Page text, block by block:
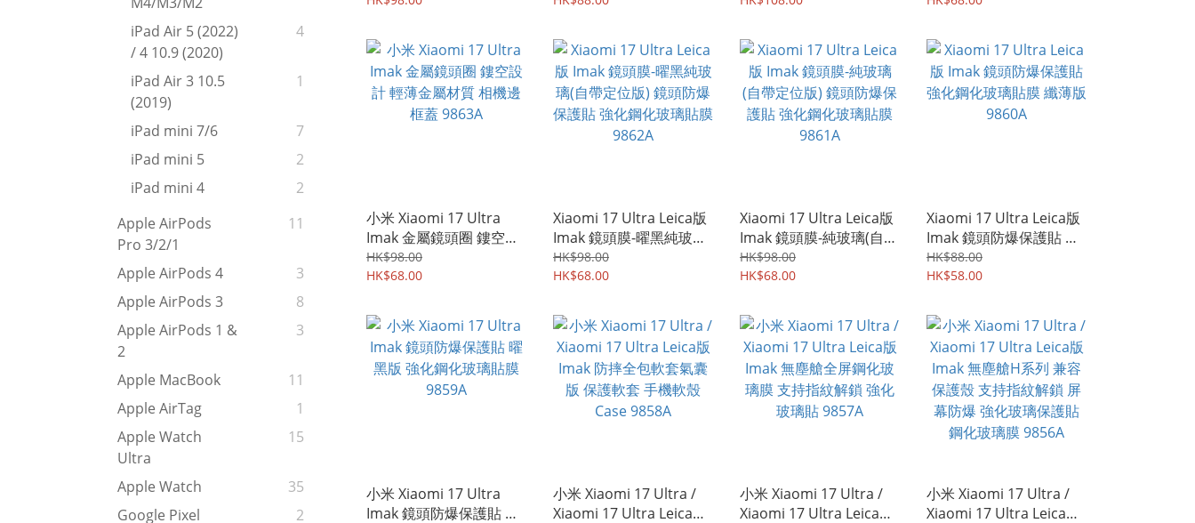
iPad Air 5 (2022)
/ 4 10.9 (2020)
4
iPad Air 3 10.5
(2019)
1
iPad mini 7/6
7
iPad mini 5
2
iPad mini 4
2
Apple AirPods
Pro 3/2/1
11
Apple AirPods 4
3
Apple AirPods 3
8
Apple AirPods 1 &
2
3
Apple MacBook
11
Apple AirTag
1
Apple Watch
Ultra
15
Apple Watch
35
Google Pixel
2
小米 Xiaomi 17 Ultra
Imak 金屬鏡頭圈 鏤空設
計 輕薄金屬材質 相機邊
框蓋 9863A
HK$98.00
HK$68.00
Xiaomi 17 Ultra Leica版
Imak 鏡頭膜-曜黑純玻璃
(自帶定位版) 鏡頭防爆保
護貼 強化鋼化玻璃貼膜
HK$98.00
HK$68.00
Xiaomi 17 Ultra Leica版
Imak 鏡頭膜-純玻璃(自帶
定位版) 鏡頭防爆保護貼
強化鋼化玻璃貼膜 9861A
HK$98.00
HK$68.00
Xiaomi 17 Ultra Leica版
Imak 鏡頭防爆保護貼 強
化鋼化玻璃貼膜 纖薄版
9860A
HK$88.00
HK$58.00
小米 Xiaomi 17 Ultra
Imak 鏡頭防爆保護貼 曜
小米 Xiaomi 17 Ultra /
Xiaomi 17 Ultra Leica版
小米 Xiaomi 17 Ultra /
Xiaomi 17 Ultra Leica版
小米 Xiaomi 17 Ultra /
Xiaomi 17 Ultra Leica版